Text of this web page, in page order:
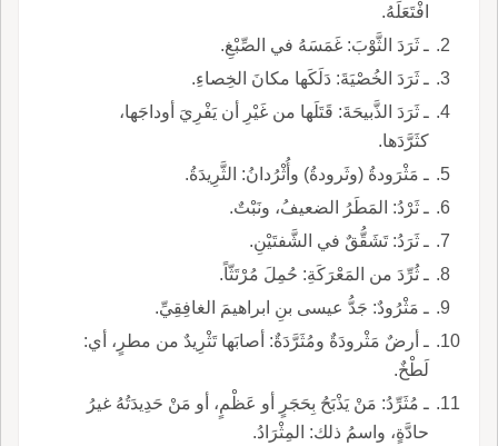
افْتَعَلَهُ.
ـ ثَرَدَ الثَّوْبَ: غَمَسَهُ في الصِّبْغِ.
ـ ثَرَدَ الخُصْيَةَ: دَلَكَها مكانَ الخِصاءِ.
ـ ثَرَدَ الذَّبيحَةَ: قَتَلَها من غَيْرِ أن يَفْرِيَ أوداجَها،
كثَرَّدَها.
ـ مَثْرَودةُ (وثَرودةُ) وأُثْرُدانُ: الثَّرِيدَةُ.
ـ ثَرْدُ: المَطَرُ الضعيفُ، ونَبْتٌ.
ـ ثَرَدُ: تَشَقُّقٌ في الشَّفتَيْنِ.
ـ ثُرِّدَ من المَعْرَكَةِ: حُمِلَ مُرْتَثّاً.
ـ مَثْرُودٌ: جَدُّ عيسى بنِ ابراهيمَ الغافِقِيِّ.
ـ أرضٌ مَثْرودَةٌ ومُثَرَّدَةٌ: أصابَها تَثْرِيدٌ من مطرٍ، أي:
لَطْخٌ.
ـ مُثَرِّدُ: مَنْ يَذْبَحُ بِحَجَرٍ أو عَظْمٍ، أو مَنْ حَدِيدَتُهُ غيرُ
حادَّةٍ، واسمُ ذلك: المِثْرَادُ.